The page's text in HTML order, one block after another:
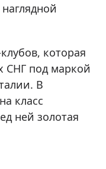
которая
СНГ под маркой
В
класс
ней золотая